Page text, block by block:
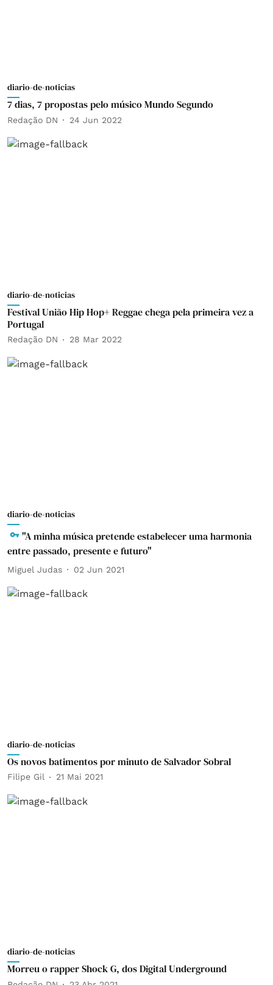
diario-de-noticias
7 dias, 7 propostas pelo músico Mundo Segundo
Redação DN 24 Jun 2022
diario-de-noticias
Festival União Hip Hop+ Reggae chega pela primeira vez a
Portugal
Redação DN 28 Mar 2022
diario-de-noticias
"A minha música pretende estabelecer uma harmonia
entre passado, presente e futuro"
Miguel Judas 02 Jun 2021
diario-de-noticias
Os novos batimentos por minuto de Salvador Sobral
Filipe Gil 21 Mai 2021
diario-de-noticias
Morreu o rapper Shock G, dos Digital Underground